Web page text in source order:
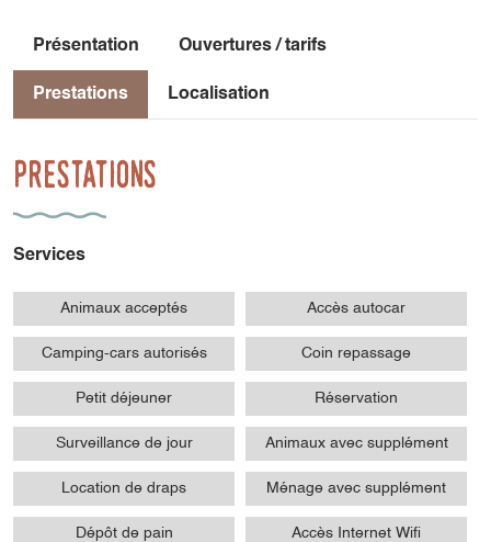
Présentation Ouvertures / tarifs
Prestations Localisation
Prestations
Services
Animaux acceptés Accès autocar
Camping-cars autorisés Coin repassage
Petit déjeuner Réservation
Surveillance de jour Animaux avec supplément
Location de draps Ménage avec supplément
Dépôt de pain Accès Internet Wifi